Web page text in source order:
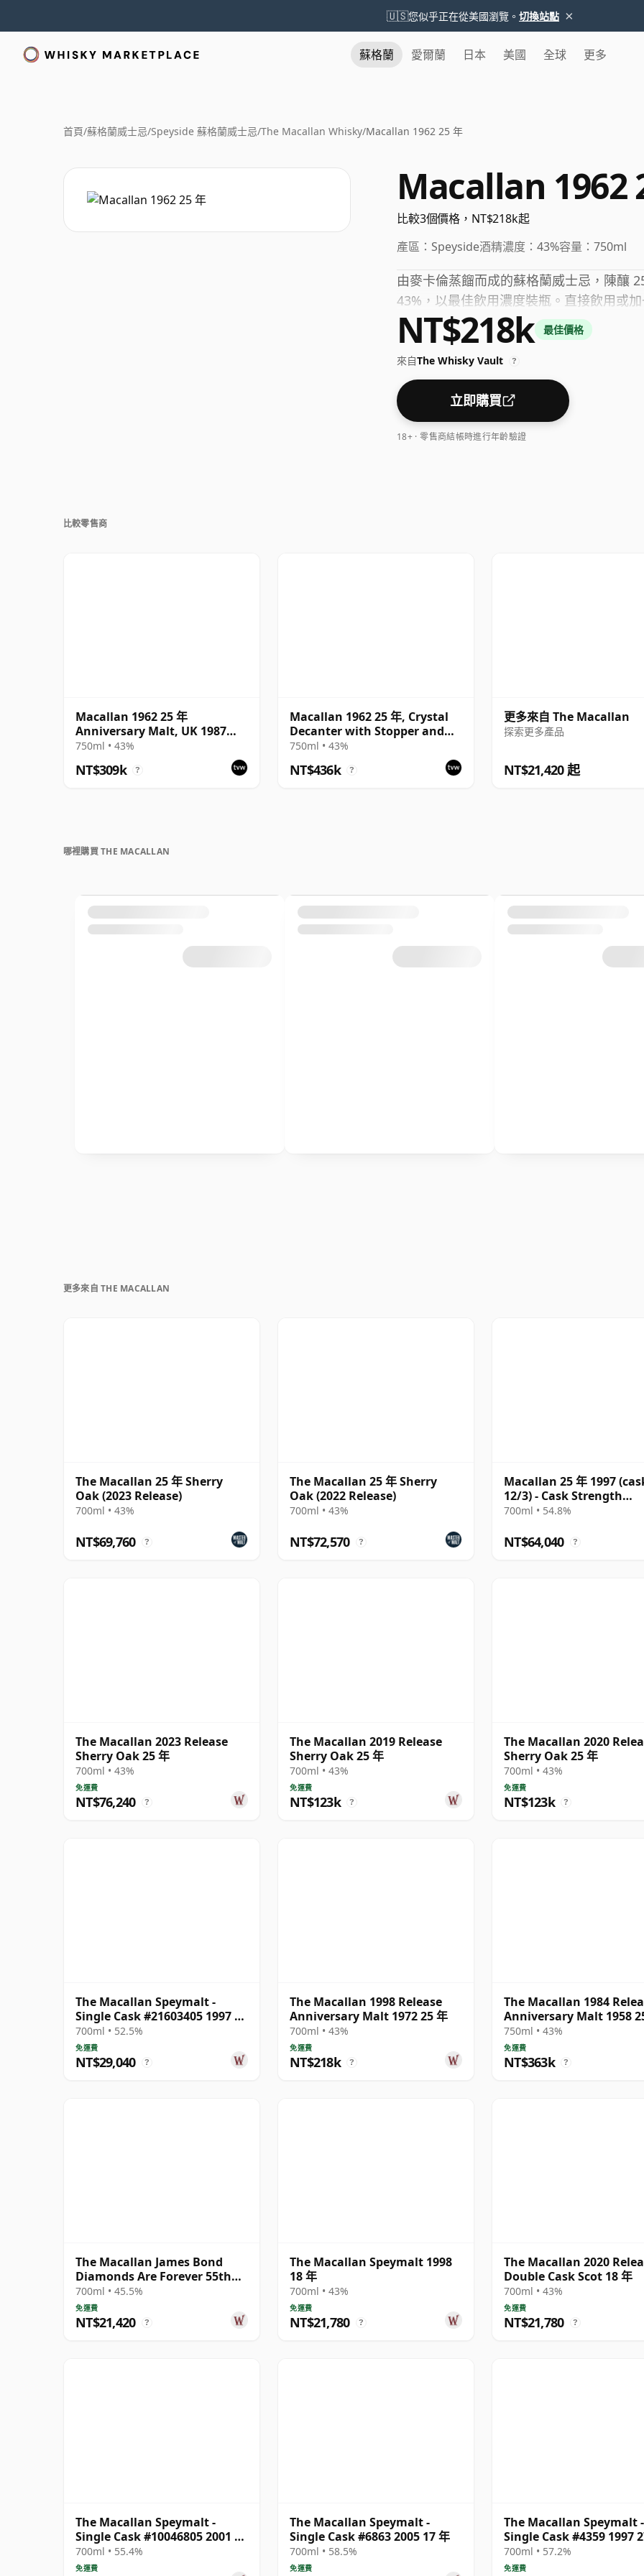
🇺🇸您似乎正在從美國瀏覽。 切換站點 ×
蘇格蘭 愛爾蘭 日本 美國 全球 更多
首頁/蘇格蘭威士忌/Speyside 蘇格蘭威士忌/The Macallan Whisky/Macallan 1962 25 年
Macallan 1962
比較3個價格，NT$218k起
產區： Speyside酒精濃度： 43%容量： 750ml
由麥卡倫蒸餾而成的蘇格蘭威士忌，陳釀
43%，以最佳飲用濃度裝瓶。直接飲用或
NT$218k 最佳價格
來自The Whisky Vault ?
立即購買
18+ · 零售商結帳時進行年齡驗證
比較零售商
Macallan 1962 25 年
Anniversary Malt, UK 1987
Bottling with Box
750ml • 43%
NT$309k ?
Macallan 1962 25 年, Crystal
Decanter with Stopper and
Box
750ml • 43%
NT$436k ?
更多來自 The Macallan
探索更多產品
NT$21,420 起
哪裡購買 THE MACALLAN
更多來自 THE MACALLAN
The Macallan 25 年 Sherry
Oak (2023 Release)
700ml • 43%
NT$69,760 ?
The Macallan 25 年 Sherry
Oak (2022 Release)
700ml • 43%
NT$72,570 ?
Macallan 25 年 1997
12/3) - Cask Strength
Collection
700ml • 54.8%
NT$64,040 ?
The Macallan 2023 Release
Sherry Oak 25 年
700ml • 43%
免運費
NT$76,240 ?
The Macallan 2019 Release
Sherry Oak 25 年
700ml • 43%
免運費
NT$123k ?
The Macallan 2020
Sherry Oak 25 年
700ml • 43%
免運費
NT$123k ?
The Macallan Speymalt -
Single Cask #21603405 1997 25
年
700ml • 52.5%
免運費
NT$29,040 ?
The Macallan 1998 Release
Anniversary Malt 1972 25 年
700ml • 43%
免運費
NT$218k ?
The Macallan 1984
Anniversary Malt 1958
750ml • 43%
免運費
NT$363k ?
The Macallan James Bond
Diamonds Are Forever 55th
Anniversary R 2007 18 年
700ml • 45.5%
免運費
NT$21,420 ?
The Macallan Speymalt 1998
18 年
700ml • 43%
免運費
NT$21,780 ?
The Macallan 2020
Double Cask Scot 18 年
700ml • 43%
免運費
NT$21,780 ?
The Macallan Speymalt -
Single Cask #10046805 2001 20
年
700ml • 55.4%
免運費
The Macallan Speymalt -
Single Cask #6863 2005 17 年
700ml • 58.5%
免運費
The Macallan Speymalt -
Single Cask #4359 1997
700ml • 57.2%
免運費